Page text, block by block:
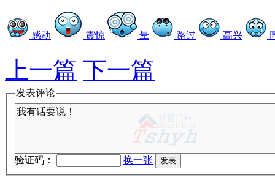
感动 震惊 晕 路过 高兴
上一篇 下一篇
发表评论
验证码： 换一张